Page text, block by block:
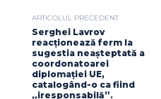
ARTICOLUL PRECEDENT
Serghei Lavrov
reacționează ferm la
sugestia neașteptată a
coordonatoarei
diplomației UE,
catalogând-o ca fiind
„iresponsabilă”.